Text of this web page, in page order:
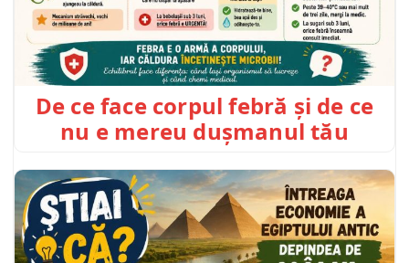
De ce face corpul febră și de ce
nu e mereu dușmanul tău